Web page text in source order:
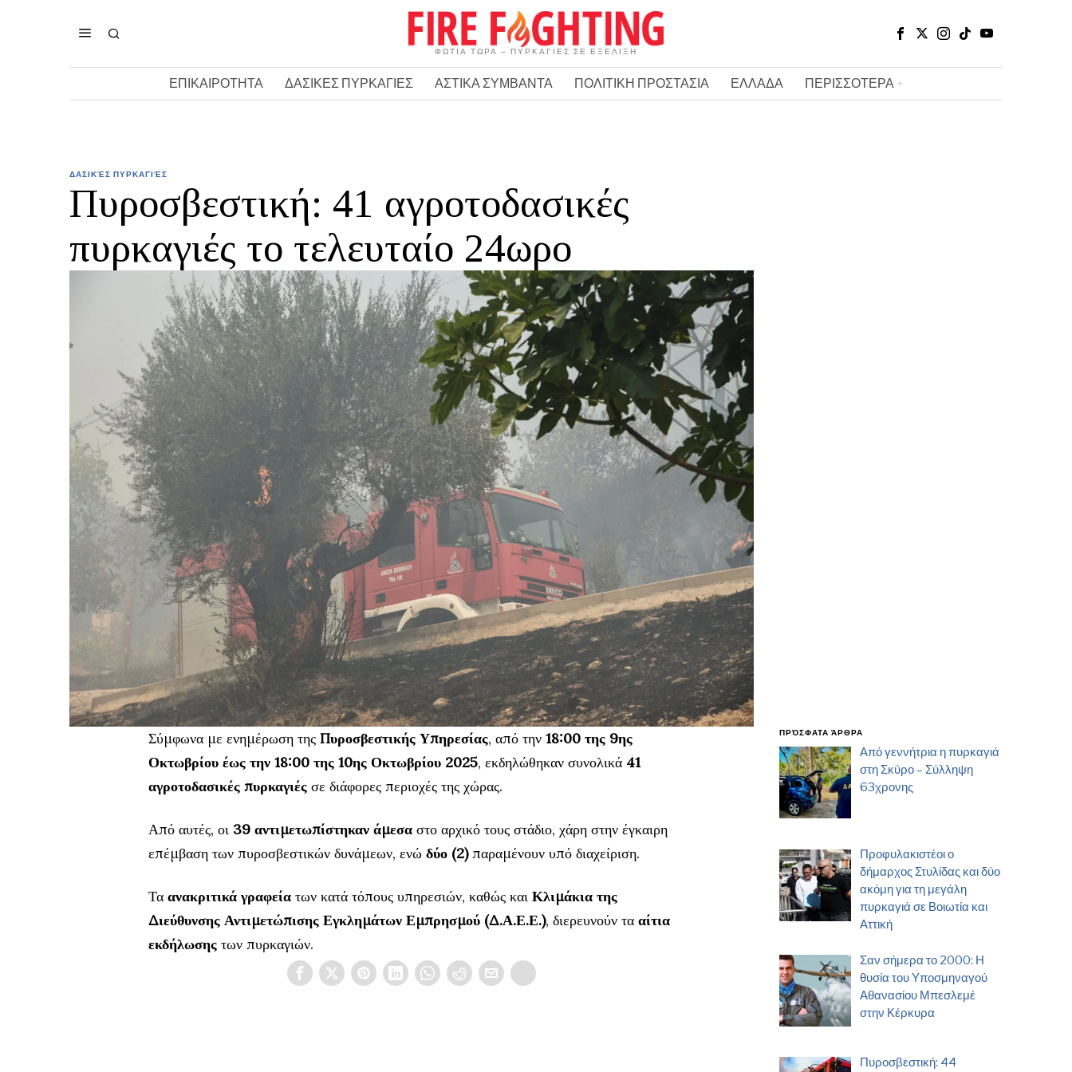
ΦΩΤΙΑ ΤΩΡΑ – ΠΥΡΚΑΓΙΕΣ ΣΕ ΕΞΕΛΙΞΗ
ΕΠΙΚΑΙΡΟΤΗΤΑ ΔΑΣΙΚΕΣ ΠΥΡΚΑΓΙΕΣ ΑΣΤΙΚΑ ΣΥΜΒΑΝΤΑ ΠΟΛΙΤΙΚΗ ΠΡΟΣΤΑΣΙΑ ΕΛΛΑΔΑ ΠΕΡΙΣΣΟΤΕΡΑ
ΔΑΣΙΚΈΣ ΠΥΡΚΑΓΙΈΣ
Πυροσβεστική: 41 αγροτοδασικές
πυρκαγιές το τελευταίο 24ωρο
Σύμφωνα με ενημέρωση της Πυροσβεστικής Υπηρεσίας, από την 18:00 της 9ης
Οκτωβρίου έως την 18:00 της 10ης Οκτωβρίου 2025, εκδηλώθηκαν συνολικά 41
αγροτοδασικές πυρκαγιές σε διάφορες περιοχές της χώρας.
Από αυτές, οι 39 αντιμετωπίστηκαν άμεσα στο αρχικό τους στάδιο, χάρη στην έγκαιρη
επέμβαση των πυροσβεστικών δυνάμεων, ενώ δύο (2)παραμένουν υπό διαχείριση.
Τα ανακριτικά γραφεία των κατά τόπους υπηρεσιών, καθώς και Κλιμάκια της
Διεύθυνσης Αντιμετώπισης Εγκλημάτων Εμπρησμού (Δ.Α.Ε.Ε.), διερευνούν τα αίτια
εκδήλωσης των πυρκαγιών.
ΠΡΌΣΦΑΤΑ ΆΡΘΡΑ
Από γεννήτρια η πυρκαγιά
στη Σκύρο – Σύλληψη
63χρονης
Προφυλακιστέοι ο
δήμαρχος Στυλίδας και δύο
ακόμη για τη μεγάλη
πυρκαγιά σε Βοιωτία και
Αττική
Σαν σήμερα το 2000: Η
θυσία του Υποσμηναγού
Αθανασίου Μπεσλεμέ
στην Κέρκυρα
Πυροσβεστική: 44